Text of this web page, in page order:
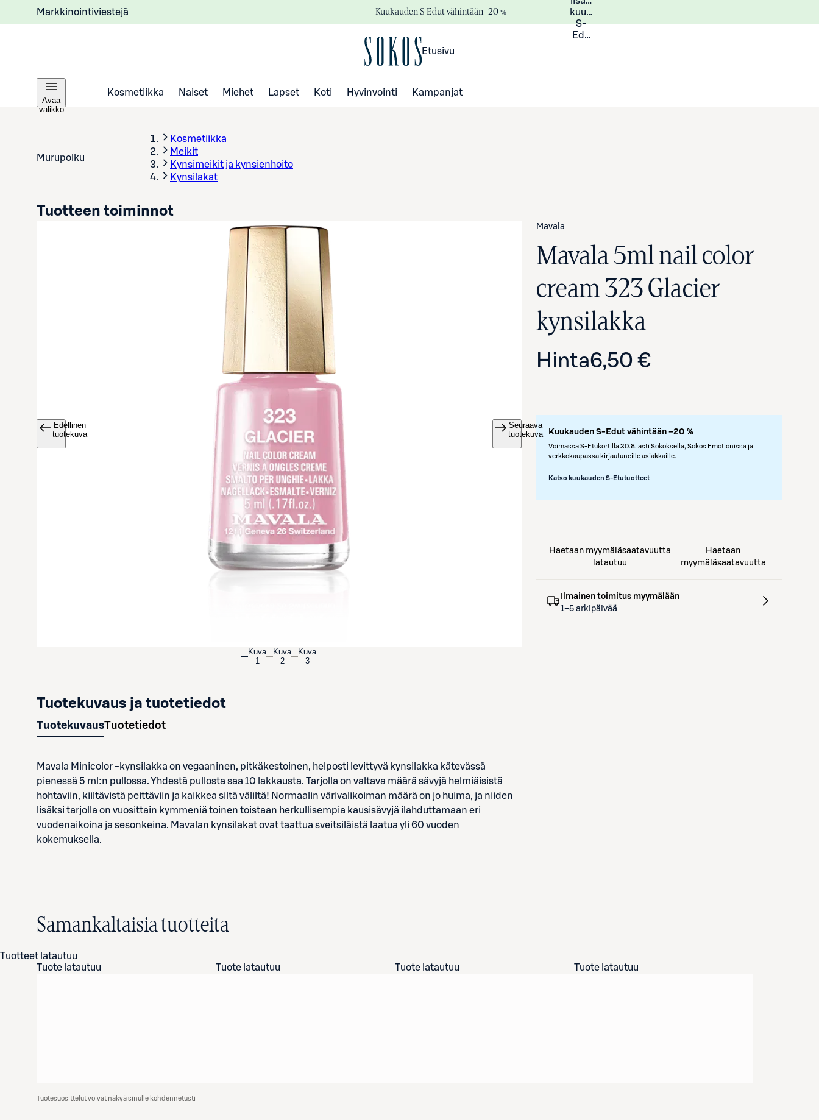
Markkinointiviestejä Kuukauden S-Edut vähintään –20 %
kuukauden
S-
Eduista
Etusivu
Avaa
valikko
Kosmetiikka Naiset Miehet Lapset Koti Hyvinvointi Kampanjat
Murupolku
Kosmetiikka
Meikit
Kynsimeikit ja kynsienhoito
Kynsilakat
Avaa tuotekuva suurennettuna
Edellinen
tuotekuva
Seuraava
tuotekuva
Kuva
1
Kuva
2
Kuva
3
Mavala
Mavala 5ml nail color
cream 323 Glacier
kynsilakka
Hinta6,50 €
Kuukauden S-Edut vähintään –20 %
Voimassa S-Etukortilla 30.8. asti Sokoksella, Sokos Emotionissa ja
verkkokaupassa kirjautuneille asiakkaille.
Katso kuukauden S-Etutuotteet
Tuotteen toiminnot
Haetaan myymäläsaatavuutta
latautuu
Haetaan
myymäläsaatavuutta
Ilmainen toimitus myymälään
1–5 arkipäivää
Tuotekuvaus ja tuotetiedot
TuotekuvausTuotetiedot
Mavala Minicolor -kynsilakka on vegaaninen, pitkäkestoinen, helposti levittyvä kynsilakka kätevässä
pienessä 5 ml:n pullossa. Yhdestä pullosta saa 10 lakkausta. Tarjolla on valtava määrä sävyjä helmiäisistä
hohtaviin, kiiltävistä peittäviin ja kaikkea siltä väliltä! Normaalin värivalikoiman määrä on jo huima, ja niiden
lisäksi tarjolla on vuosittain kymmeniä toinen toistaan herkullisempia kausisävyjä ilahduttamaan eri
vuodenaikoina ja sesonkeina. Mavalan kynsilakat ovat taattua sveitsiläistä laatua yli 60 vuoden
kokemuksella.
Samankaltaisia tuotteita
Tuotteet latautuu
Tuote latautuu
Tuote latautuu Tuote latautuu Tuote latautuu
Tuotesuosittelut voivat näkyä sinulle kohdennetusti